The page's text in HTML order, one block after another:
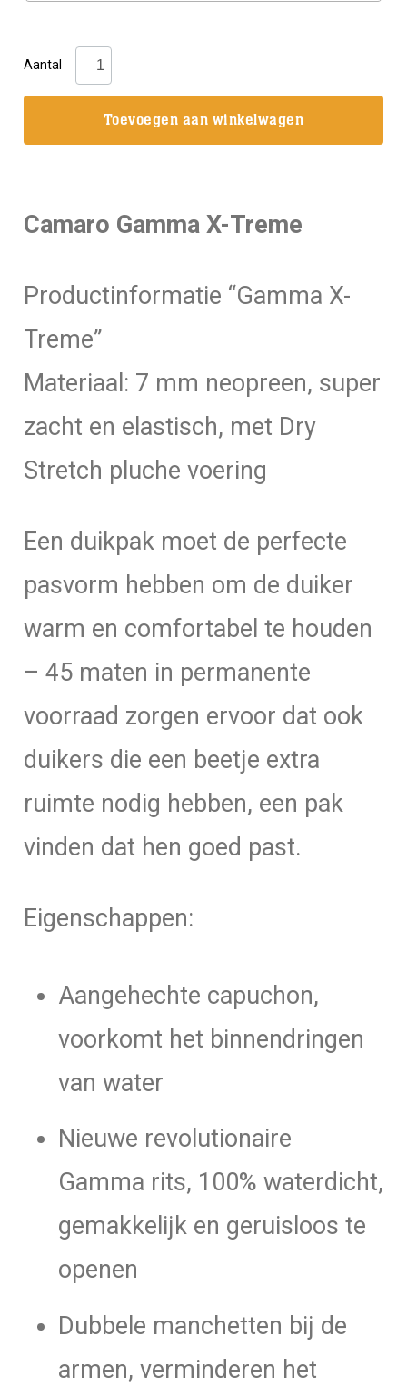
Aantal
Camaro:
Gamma
Op=Op!
aantal
Toevoegen aan winkelwagen
Camaro Gamma X-Treme
Productinformatie “Gamma X-
Treme”
Materiaal: 7 mm neopreen, super
zacht en elastisch, met Dry
Stretch pluche voering
Een duikpak moet de perfecte
pasvorm hebben om de duiker
warm en comfortabel te houden
– 45 maten in permanente
voorraad zorgen ervoor dat ook
duikers die een beetje extra
ruimte nodig hebben, een pak
vinden dat hen goed past.
Eigenschappen:
Aangehechte capuchon,
voorkomt het binnendringen
van water
Nieuwe revolutionaire
Gamma rits, 100% waterdicht,
gemakkelijk en geruisloos te
openen
Dubbele manchetten bij de
armen, verminderen het